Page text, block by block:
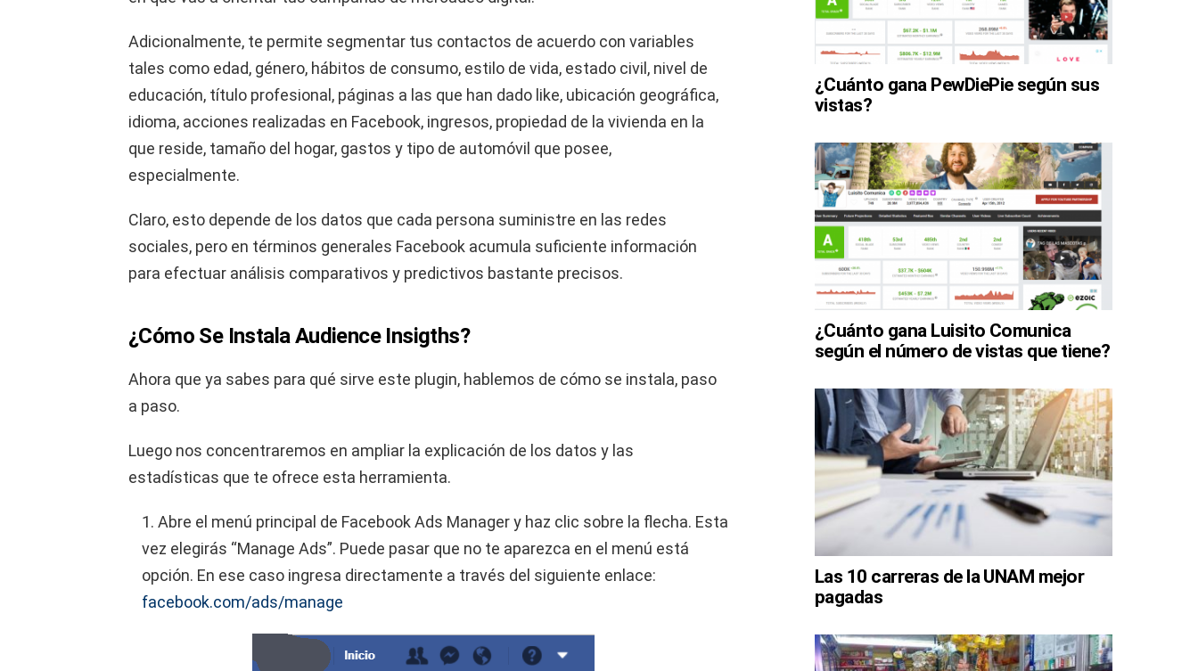
Adicionalmente, te permite segmentar tus contactos de acuerdo con variables
tales como edad, género, hábitos de consumo, estilo de vida, estado civil, nivel de
educación, título profesional, páginas a las que han dado like, ubicación geográfica,
idioma, acciones realizadas en Facebook, ingresos, propiedad de la vivienda en la
que reside, tamaño del hogar, gastos y tipo de automóvil que posee,
especialmente.
Claro, esto depende de los datos que cada persona suministre en las redes
sociales, pero en términos generales Facebook acumula suficiente información
para efectuar análisis comparativos y predictivos bastante precisos.
¿Cómo Se Instala Audience Insigths?
Ahora que ya sabes para qué sirve este plugin, hablemos de cómo se instala, paso
a paso.
Luego nos concentraremos en ampliar la explicación de los datos y las
estadísticas que te ofrece esta herramienta.
1. Abre el menú principal de Facebook Ads Manager y haz clic sobre la flecha. Esta
vez elegirás “Manage Ads”. Puede pasar que no te aparezca en el menú está
opción. En ese caso ingresa directamente a través del siguiente enlace:
facebook.com/ads/manage
¿Cuánto gana PewDiePie según sus
vistas?
¿Cuánto gana Luisito Comunica
según el número de vistas que tiene?
Las 10 carreras de la UNAM mejor
pagadas